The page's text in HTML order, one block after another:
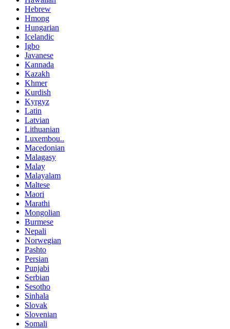
Hebrew
Hmong
Hungarian
Icelandic
Igbo
Javanese
Kannada
Kazakh
Khmer
Kurdish
Kyrgyz
Latin
Latvian
Lithuanian
Luxembou..
Macedonian
Malagasy
Malay
Malayalam
Maltese
Maori
Marathi
Mongolian
Burmese
Nepali
Norwegian
Pashto
Persian
Punjabi
Serbian
Sesotho
Sinhala
Slovak
Slovenian
Somali